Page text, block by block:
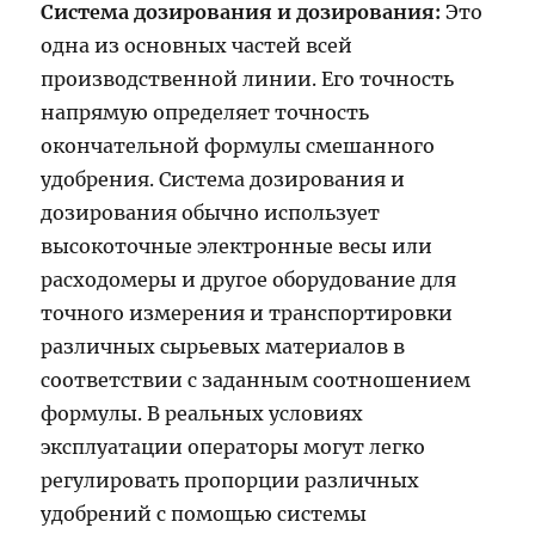
Система дозирования и дозирования: Это
одна из основных частей всей
производственной линии. Его точность
напрямую определяет точность
окончательной формулы смешанного
удобрения. Система дозирования и
дозирования обычно использует
высокоточные электронные весы или
расходомеры и другое оборудование для
точного измерения и транспортировки
различных сырьевых материалов в
соответствии с заданным соотношением
формулы. В реальных условиях
эксплуатации операторы могут легко
регулировать пропорции различных
удобрений с помощью системы